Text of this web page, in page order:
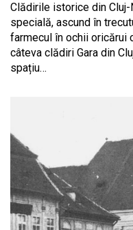
Clădirile istorice din
specială, ascund în
farmecul în ochii oricărui
câteva clădiri Gara din
spațiu…